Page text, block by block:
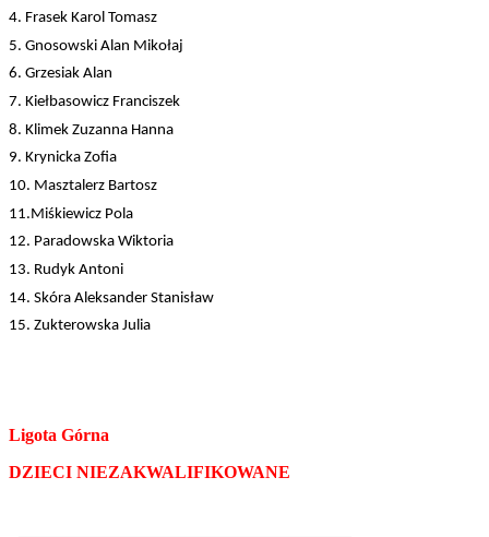
4. Frasek Karol Tomasz
5. Gnosowski Alan Mikołaj
6. Grzesiak Alan
7. Kiełbasowicz Franciszek
8. Klimek Zuzanna Hanna
9. Krynicka Zofia
10. Masztalerz Bartosz
11.Miśkiewicz Pola
12. Paradowska Wiktoria
13. Rudyk Antoni
14. Skóra Aleksander Stanisław
15. Zukterowska Julia
Ligota Górna
DZIECI NIEZAKWALIFIKOWANE